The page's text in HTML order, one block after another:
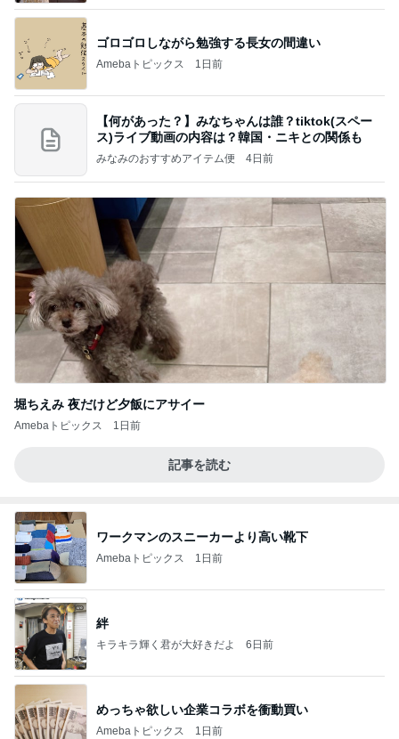
ゴロゴロしながら勉強する長女の間違い
Amebaトピックス 1日前
【何があった？】みなちゃんは誰？tiktok(スペー
ス)ライブ動画の内容は？韓国・ニキとの関係も
みなみのおすすめアイテム便 4日前
堀ちえみ 夜だけど夕飯にアサイー
Amebaトピックス 1日前
記事を読む
ワークマンのスニーカーより高い靴下
Amebaトピックス 1日前
絆
キラキラ輝く君が大好きだよ 6日前
めっちゃ欲しい企業コラボを衝動買い
Amebaトピックス 1日前